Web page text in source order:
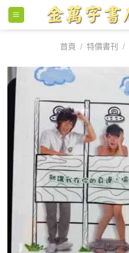
Skip
content
首頁
/ 特價書刊 /